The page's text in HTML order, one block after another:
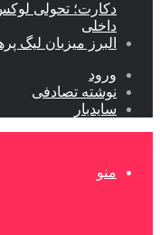
دکارت؛ تحولی
داخلی
البرز میزبان لیگ
ورود
نوشته تصادفی
سایدبار
منو